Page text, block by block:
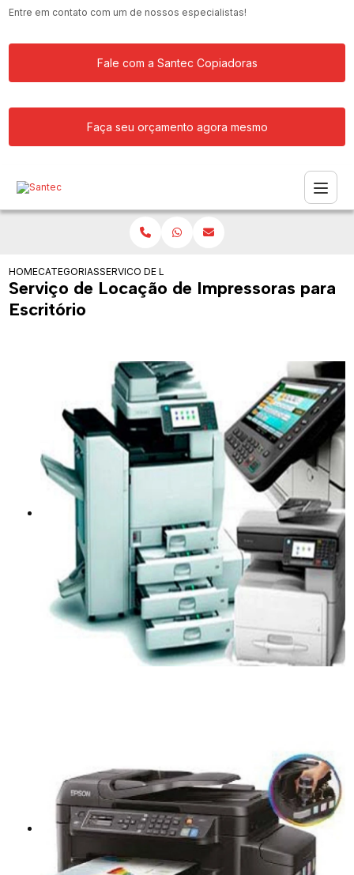
Entre em contato com um de nossos especialistas!
Fale com a Santec Copiadoras
Faça seu orçamento agora mesmo
HOMECATEGORIASSERVICO DE LOCACAO DE IMPRESSORAS PARA
Serviço de Locação de Impressoras para
Escritório